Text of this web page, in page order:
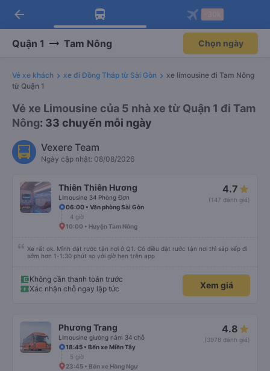
Tải app Vexere ngay!
Nhận ưu đãi thành viên độc
Mở app
Tải app Vexere
-30k/ghế khi đặt vé máy bay qua
Mở app
arrow_back
Quận 1 Tam Nông Chọn ngày
Vé xe khách xe đi Đồng Tháp từ Sài Gòn
xe limousine đi Tam Nông
từ Quận 1
Vé xe Limousine của 5 nhà xe từ Quận 1 đi Tam
Nông: 33 chuyến mỗi ngày
Vexere Team
Ngày cập nhật: 08/08/2026
Thiên Thiên Hương
Limousine 34 Phòng Đơn
4.7
(147 đánh giá)
06:00 • Văn phòng Sài Gòn
4 giờ
10:00 • Huyện Tam Nông
Xe rất ok. Mình đặt rước tận nơi ở Q1. Có điều đặt rước tận nơi thì sắp xếp đi
sớm hơn 1-1:30 phút so với giờ hẹn trên app
Không cần thanh toán trước
Xác nhận chỗ ngay lập tức
Xem giá
Phương Trang
Limousine giường nằm 34 chỗ
4.8
(3978 đánh giá)
18:45 • Bến xe Miền Tây
5 giờ
23:45 • Bến xe Hồng Ngự